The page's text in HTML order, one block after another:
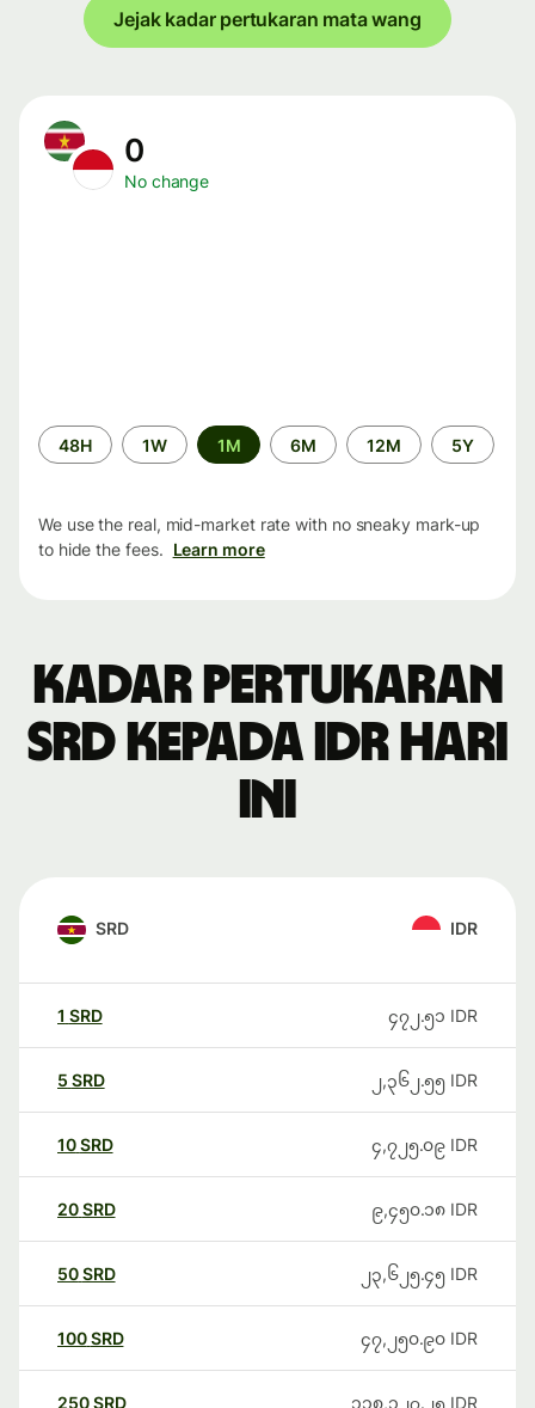
Jejak kadar pertukaran mata wang
0
No change
Time
period
48H 1W 1M 6M 12M 5Y
We use the real, mid-market rate with no sneaky mark-up
to hide the fees. Learn more
Kadar pertukaran
SRD kepada IDR hari
ini
SRD IDR
1 SRD ၄၇၂.၅၁ IDR
5 SRD ၂,၃၆၂.၅၅ IDR
10SRD ၄,၇၂၅.၀၉ IDR
20SRD ၉,၄၅၀.၁၈ IDR
50SRD ၂၃,၆၂၅.၄၅ IDR
100SRD ၄၇,၂၅၀.၉၀ IDR
250SRD ၁၁၈,၁၂၇.၂၅ IDR